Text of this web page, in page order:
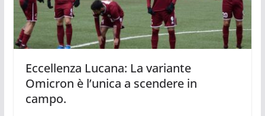
Eccellenza Lucana: La variante
Omicron è l’unica a scendere in
campo.